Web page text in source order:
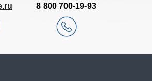
8 800 700-19-93